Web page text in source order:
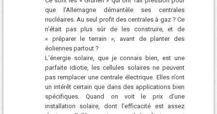
que l’Allemagne démantèle ses centrales
nucléaires. Au seul profit des centrales à gaz ? Ce
n’était pas plus sûr de les construire, et de
« préparer le terrain », avant de planter des
éoliennes partout ?
L’énergie solaire, que je connais bien, est une
parfaite idiotie, les cellules solaires ne peuvent
pas remplacer une centrale électrique. Elles n’ont
un intérêt certain que dans des applications bien
spécifiques. Quand on voit le prix d’une
installation solaire, dont l’efficacité est assez